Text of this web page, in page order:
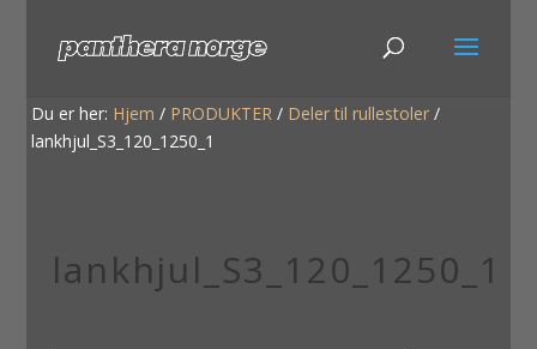
Du er her: Hjem / PRODUKTER / Deler til rullestoler /
lankhjul_S3_120_1250_1
lankhjul_S3_120_1250_1